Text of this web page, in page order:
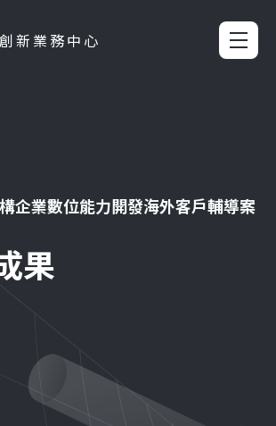
創新業務中心
企業數位能力開發海外客戶輔導案
果